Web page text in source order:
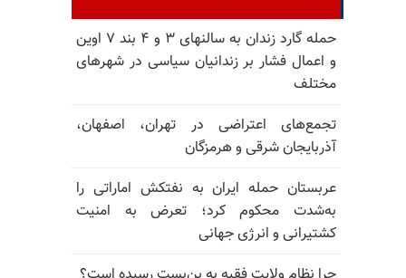
حمله گارد زندان به سالنهای ۳ و ۴ بند ۷ اوین
و اعمال فشار بر زندانیان سیاسی در شهرهای
مختلف
تجمع‌های اعتراضی در تهران، اصفهان،
آذربایجان شرقی و هرمزگان
عربستان حمله ایران به نفتکش اماراتی را
به‌شدت محکوم کرد؛ تعرض به امنیت
کشتیرانی و انرژی جهانی